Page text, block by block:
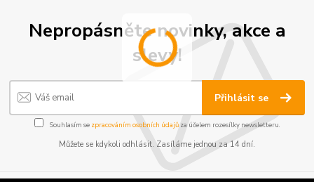
Nepropásněte novinky, akce a
slevy!
Přihlásit se
Souhlasím se zpracováním osobních údajůza účelem rozesílky newsletteru.
Můžete se kdykoli odhlásit. Zasíláme jednou za 14 dní.